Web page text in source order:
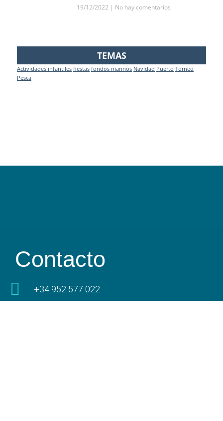
19/12/2022 No hay comentarios
TEMAS
Actividades infantiles fiestas fondos marinos Navidad Puerto Torneo
Pesca
Contacto
+34 952 577 022